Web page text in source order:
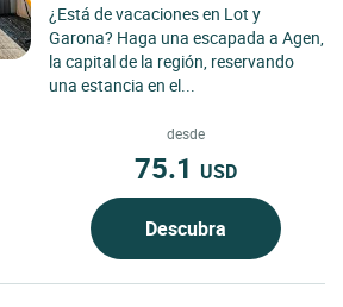
¿Está de vacaciones en Lot y
Garona? Haga una escapada a Agen,
la capital de la región, reservando
una estancia en el...
desde
75.1 USD
Descubra